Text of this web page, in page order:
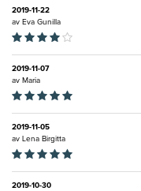
2019-11-22
av Eva Gunilla
2019-11-07
av Maria
2019-11-05
av Lena Birgitta
2019-10-30